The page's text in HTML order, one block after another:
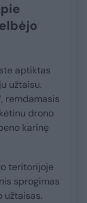
aptiktas
užtaisu.
remdamasis
drono
karinę
teritorijoje
sprogimas
užtaisas.